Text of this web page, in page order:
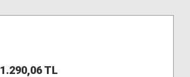
1.290,06 TL